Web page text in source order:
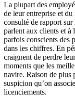
La plupart des
de leur entreprise et du
consulté de rapport
parlent aux clients et à
parfois conscients des
dans les chiffres. En
craignent de perdre
moments que les
navire. Raison de plus
suspicion qu’on
licenciements.